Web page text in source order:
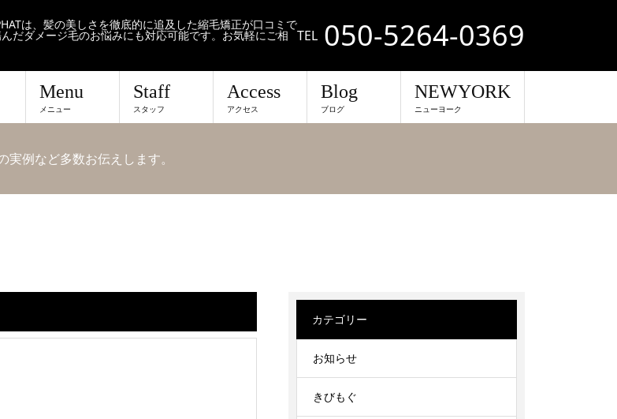
は、髪の美しさを徹底的に追及した縮毛矯正が口コミで
だダメージ毛のお悩みにも対応可能です。お気軽にご相 TEL 050-5264-0369
Menu
メニュー
Staff
スタッフ
Access
アクセス
Blog
ブログ
NEWYORK
ニューヨーク
例など多数お伝えします。
カテゴリー
お知らせ
きびもぐ